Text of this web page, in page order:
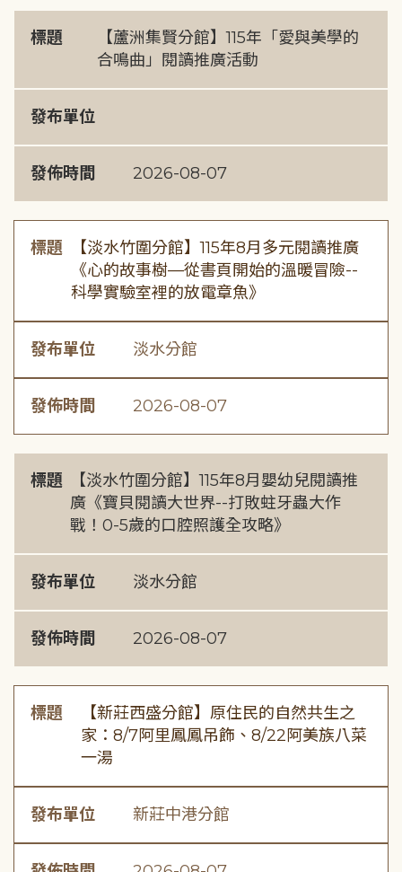
標題
【蘆洲集賢分館】115年「愛與美學的
合鳴曲」閱讀推廣活動
發布單位
發佈時間 2026-08-07
標題
【淡水竹圍分館】115年8月多元閱讀推廣
《心的故事樹—從書頁開始的溫暖冒險--
科學實驗室裡的放電章魚》
發布單位 淡水分館
發佈時間 2026-08-07
標題
【淡水竹圍分館】115年8月嬰幼兒閱讀推
廣《寶貝閱讀大世界--打敗蛀牙蟲大作
戰！0-5歲的口腔照護全攻略》
發布單位 淡水分館
發佈時間 2026-08-07
標題
【新莊西盛分館】原住民的自然共生之
家：8/7阿里鳳鳳吊飾、8/22阿美族八菜
一湯
發布單位 新莊中港分館